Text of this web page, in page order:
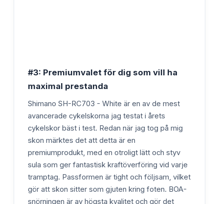
#3: Premiumvalet för dig som vill ha
maximal prestanda
Shimano SH-RC703 - White är en av de mest
avancerade cykelskorna jag testat i årets
cykelskor bäst i test. Redan när jag tog på mig
skon märktes det att detta är en
premiumprodukt, med en otroligt lätt och styv
sula som ger fantastisk kraftöverföring vid varje
tramptag. Passformen är tight och följsam, vilket
gör att skon sitter som gjuten kring foten. BOA-
snörningen är av högsta kvalitet och gör det